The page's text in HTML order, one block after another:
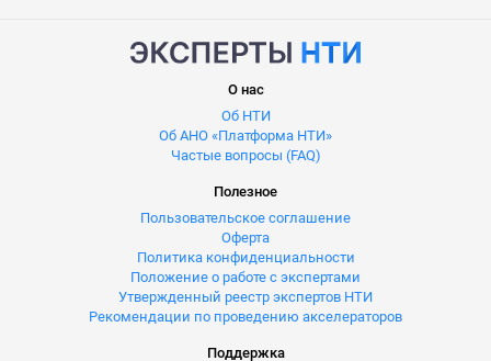
О нас
Об НТИ
Об АНО «Платформа НТИ»
Частые вопросы (FAQ)
Полезное
Пользовательское соглашение
Оферта
Политика конфиденциальности
Положение о работе с экспертами
Утвержденный реестр экспертов НТИ
Рекомендации по проведению акселераторов
Поддержка